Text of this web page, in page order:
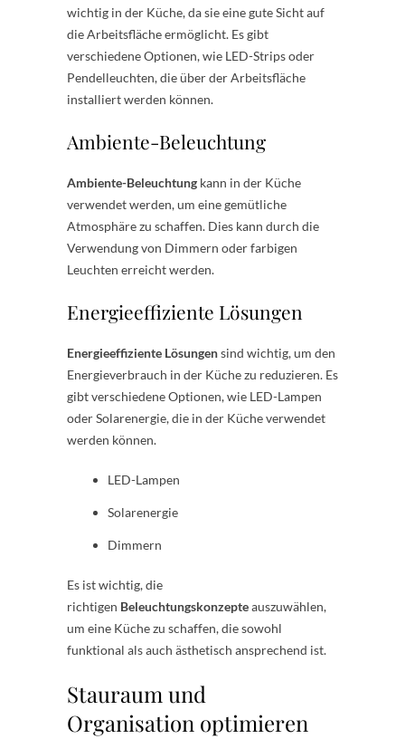
wichtig in der Küche, da sie eine gute Sicht auf
die Arbeitsfläche ermöglicht. Es gibt
verschiedene Optionen, wie LED-Strips oder
Pendelleuchten, die über der Arbeitsfläche
installiert werden können.
Ambiente-Beleuchtung
Ambiente-Beleuchtung kann in der Küche
verwendet werden, um eine gemütliche
Atmosphäre zu schaffen. Dies kann durch die
Verwendung von Dimmern oder farbigen
Leuchten erreicht werden.
Energieeffiziente Lösungen
Energieeffiziente Lösungensind wichtig, um den
Energieverbrauch in der Küche zu reduzieren. Es
gibt verschiedene Optionen, wie LED-Lampen
oder Solarenergie, die in der Küche verwendet
werden können.
LED-Lampen
Solarenergie
Dimmern
Es ist wichtig, die
richtigen Beleuchtungskonzepteauszuwählen,
um eine Küche zu schaffen, die sowohl
funktional als auch ästhetisch ansprechend ist.
Stauraum und
Organisation optimieren